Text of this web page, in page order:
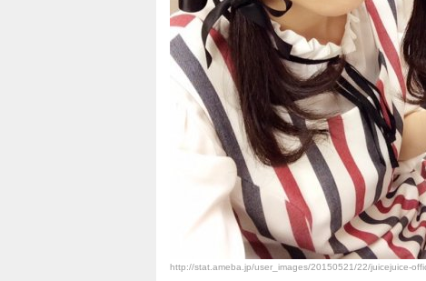
http://stat.ameba.jp/user_images/20150521/22/juicejuice-